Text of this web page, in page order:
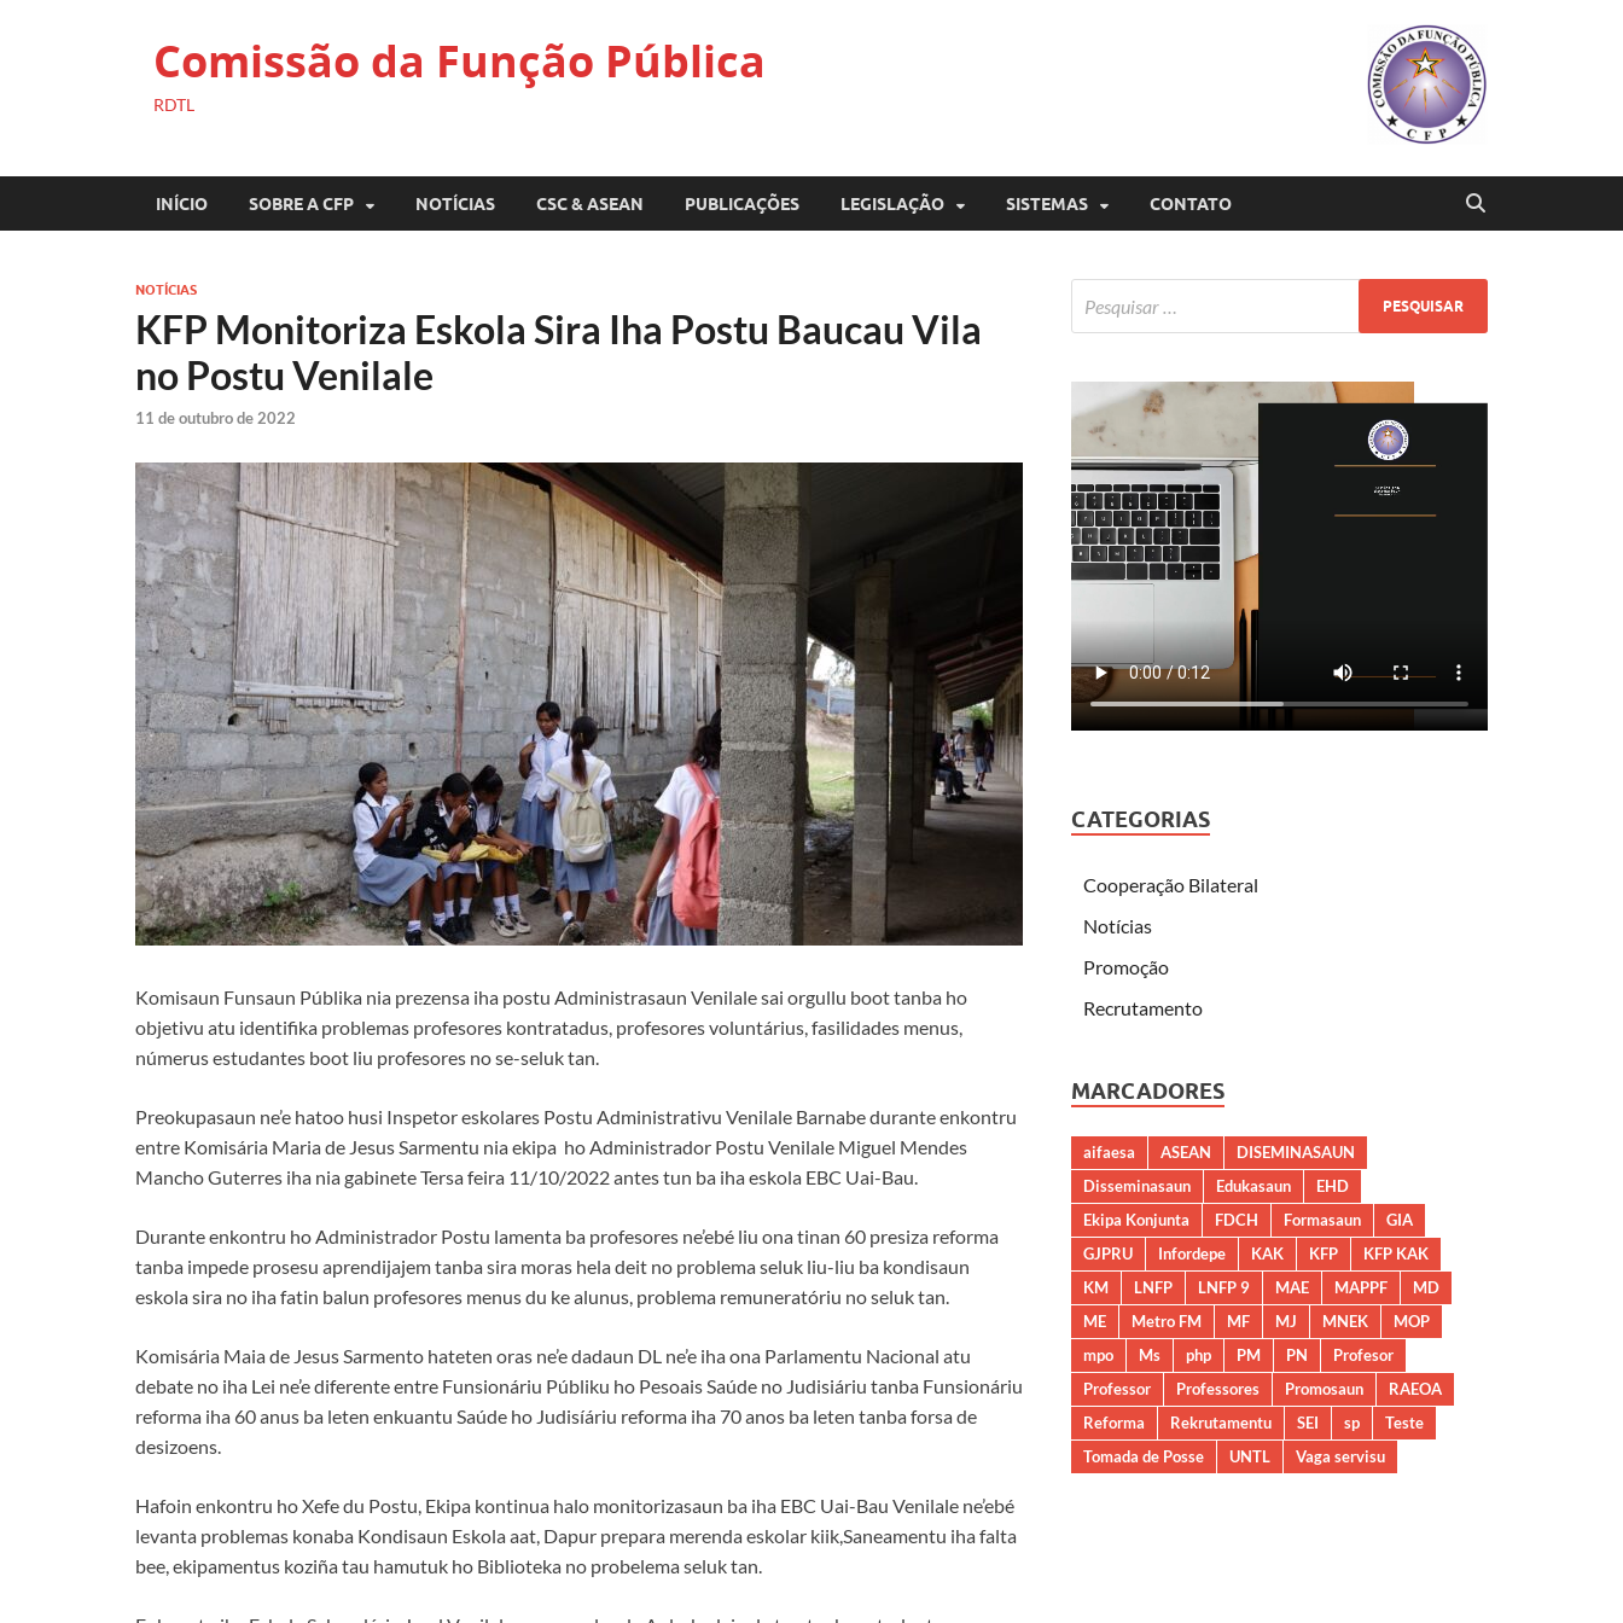
Comissão da Função Pública
RDTL
INÍCIO SOBRE A CFP NOTÍCIAS CSC & ASEAN PUBLICAÇÕES LEGISLAÇÃO SISTEMAS CONTATO
NOTÍCIAS
KFP Monitoriza Eskola Sira Iha Postu Baucau Vila
no Postu Venilale
11 de outubro de 2022
Komisaun Funsaun Públika nia prezensa iha postu Administrasaun Venilale sai orgullu boot tanba ho
objetivu atu identifika problemas profesores kontratadus, profesores voluntárius, fasilidades menus,
númerus estudantes boot liu profesores no se-seluk tan.
Preokupasaun ne’e hatoo husi Inspetor eskolares Postu Administrativu Venilale Barnabe durante enkontru
entre Komisária Maria de Jesus Sarmentu nia ekipa ho Administrador Postu Venilale Miguel Mendes
Mancho Guterres iha nia gabinete Tersa feira 11/10/2022 antes tun ba iha eskola EBC Uai-Bau.
Durante enkontru ho Administrador Postu lamenta ba profesores ne’ebé liu ona tinan 60 presiza reforma
tanba impede prosesu aprendijajem tanba sira moras hela deit no problema seluk liu-liu ba kondisaun
eskola sira no iha fatin balun profesores menus du ke alunus, problema remuneratóriu no seluk tan.
Komisária Maia de Jesus Sarmento hateten oras ne’e dadaun DL ne’e iha ona Parlamentu Nacional atu
debate no iha Lei ne’e diferente entre Funsionáriu Públiku ho Pesoais Saúde no Judisiáriu tanba Funsionáriu
reforma iha 60 anus ba leten enkuantu Saúde ho Judisíáriu reforma iha 70 anos ba leten tanba forsa de
desizoens.
Hafoin enkontru ho Xefe du Postu, Ekipa kontinua halo monitorizasaun ba iha EBC Uai-Bau Venilale ne’ebé
levanta problemas konaba Kondisaun Eskola aat, Dapur prepara merenda eskolar kiik,Saneamentu iha falta
bee, ekipamentus koziña tau hamutuk ho Biblioteka no probelema seluk tan.
CATEGORIAS
Cooperação Bilateral
Notícias
Promoção
Recrutamento
MARCADORES
aifaesa ASEAN
DISEMINASAUN
Disseminasaun
Edukasaun
EHD
Ekipa Konjunta
FDCH Formasaun
GIA
GJPRU
Infordepe KAK KFP
KFP KAK
KM
LNFP LNFP 9 MAE MAPPF
MD
ME
Metro FM MF MJ MNEK
MOP
mpo
Ms php PM PN
Profesor
Professor
Professores Promosaun
RAEOA
Reforma
Rekrutamentu SEI sp
Teste
Tomada de Posse
UNTL Vaga servisu